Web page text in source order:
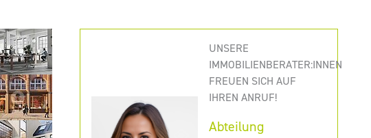
UNSERE
IMMOBILIENBERATER:INNEN
FREUEN SICH AUF
IHREN ANRUF!
Abteilung